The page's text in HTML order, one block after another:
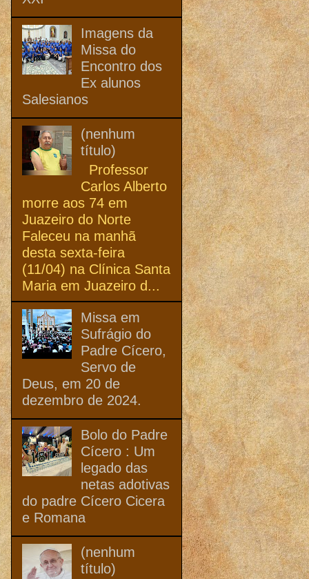
Imagens da
Missa do
Encontro dos
Ex alunos
Salesianos
(nenhum
título)
Professor
Carlos Alberto
morre aos 74 em
Juazeiro do Norte
Faleceu na manhã
desta sexta-feira
(11/04) na Clínica Santa
Maria em Juazeiro d...
Missa em
Sufrágio do
Padre Cícero,
Servo de
Deus, em 20 de
dezembro de 2024.
Bolo do Padre
Cícero : Um
legado das
netas adotivas
do padre Cícero Cicera
e Romana
(nenhum
título)